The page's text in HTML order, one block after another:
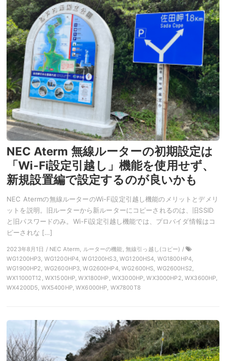
NEC Aterm 無線ルーターの初期設定は
「Wi-Fi設定引越し」機能を使用せず、
新規設置編で設定するのが良いかも
NEC Atermの無線ルーターのWi-Fi設定引越し機能のメリットとデメリ
ットを説明。旧ルーターから新ルーターにコピーされるのは、旧SSID
と旧パスワードのみ。Wi-Fi設定引越し機能では、プロバイダ情報はコ
ピーされな […]
2023年8月1日 / NEC Aterm, ルーターの機能, 無線引っ越し(コピー) /
WG1200HP3, WG1200HP4, WG1200HS3, WG1200HS4, WG1800HP4,
WG1900HP2, WG2600HP3, WG2600HP4, WG2600HS, WG2600HS2,
WX11000T12, WX1500HP, WX1800HP, WX3000HP, WX3000HP2, WX3600HP,
WX4200D5, WX5400HP, WX6000HP, WX7800T8